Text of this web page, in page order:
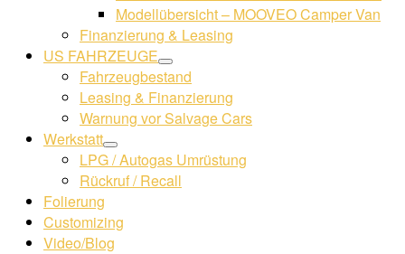
Modellübersicht – MOOVEO Camper Van
Finanzierung & Leasing
US FAHRZEUGE
Fahrzeugbestand
Leasing & Finanzierung
Warnung vor Salvage Cars
Werkstatt
LPG / Autogas Umrüstung
Rückruf / Recall
Folierung
Customizing
Video/Blog